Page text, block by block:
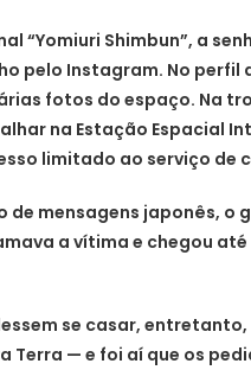
“Yomiuri Shimbun”, a
pelo Instagram. No perfil
fotos do espaço. Na
na Estação Espacial
limitado ao serviço de
de mensagens japonês, o
a vítima e chegou
se casar,
Terra — e foi aí que os